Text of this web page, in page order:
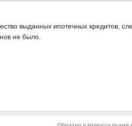
выданных ипотечных кредитов,
не было.